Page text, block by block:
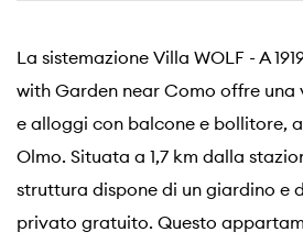
La sistemazione Villa WOLF - A
with Garden near Como offre una
e alloggi con balcone e bollitore,
Olmo. Situata a 1,7 km dalla
struttura dispone di un giardino e
privato gratuito. Questo